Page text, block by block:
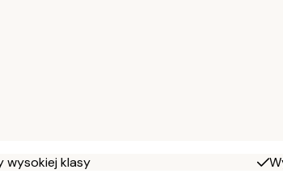
wysokiej klasy